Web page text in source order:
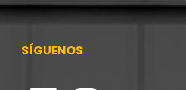
SÍGUENOS